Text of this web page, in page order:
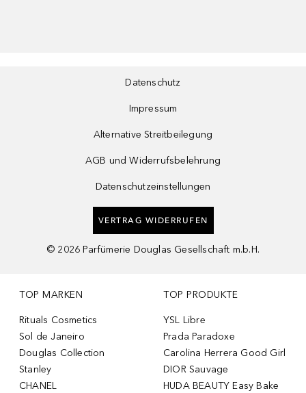
Datenschutz
Impressum
Alternative Streitbeilegung
AGB und Widerrufsbelehrung
Datenschutzeinstellungen
VERTRAG WIDERRUFEN
© 2026 Parfümerie Douglas Gesellschaft m.b.H.
TOP MARKEN
Rituals Cosmetics
Sol de Janeiro
Douglas Collection
Stanley
CHANEL
TOP PRODUKTE
YSL Libre
Prada Paradoxe
Carolina Herrera Good Girl
DIOR Sauvage
HUDA BEAUTY Easy Bake